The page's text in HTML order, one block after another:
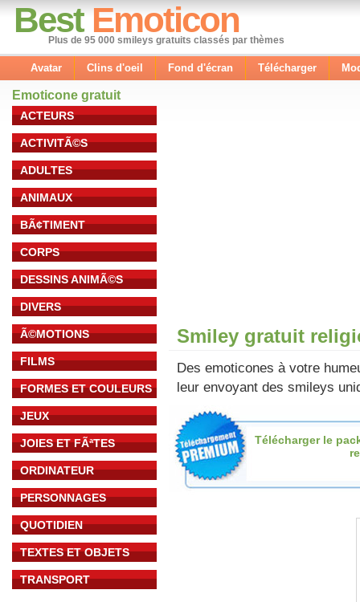
Best Emoticon
Plus de 95 000 smileys gratuits classés par thèmes
Avatar Clins d'oeil Fond d'écran Télécharger
Emoticone gratuit
ACTEURS
ACTIVITÃ©S
ADULTES
ANIMAUX
BÃ¢TIMENT
CORPS
DESSINS ANIMÃ©S
DIVERS
Ã©MOTIONS
FILMS
FORMES ET COULEURS
JEUX
JOIES ET FÃªTES
ORDINATEUR
PERSONNAGES
QUOTIDIEN
TEXTES ET OBJETS
TRANSPORT
Smiley gratuit
Des emoticones à votre
leur envoyant des smileys
Télécharger le